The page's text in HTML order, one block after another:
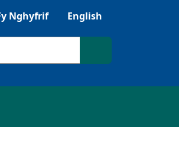
gyda Browsealoud
Nghyfrif English
Chwilio'r safle